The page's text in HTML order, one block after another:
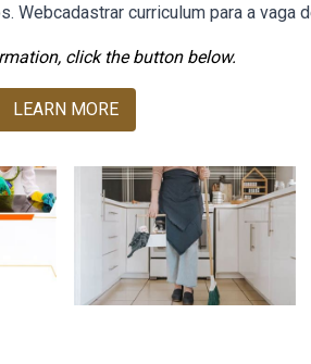
Webcadastrar curriculum para a vaga
click the button below.
LEARN MORE